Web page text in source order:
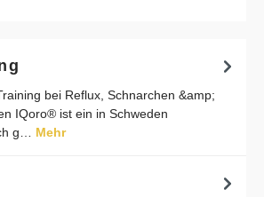
bei Reflux, Schnarchen &amp;
IQoro® ist ein in Schweden
g… Mehr